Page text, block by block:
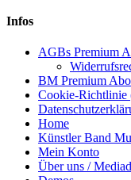
Infos
AGBs Premium
BM Premium Abo
Cookie-Richtlinie
Home
Künstler Band
Mein Konto
Über uns /